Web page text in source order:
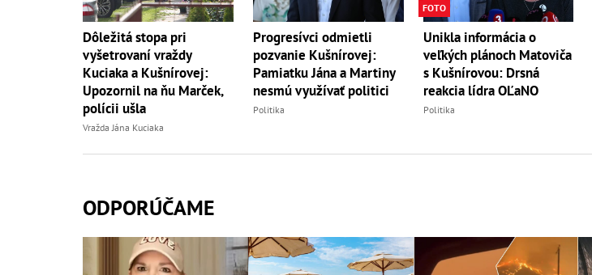
Dôležitá stopa pri
vyšetrovaní vraždy
Kuciaka a Kušnírovej:
Upozornil na ňu Marček,
polícii ušla
Vražda Jána Kuciaka
Progresívci odmietli
pozvanie Kušnírovej:
Pamiatku Jána a Martiny
nesmú využívať politici
Politika
FOTO
Unikla informácia o
veľkých plánoch Matoviča
s Kušnírovou: Drsná
reakcia lídra OĽaNO
Politika
ODPORÚČAME